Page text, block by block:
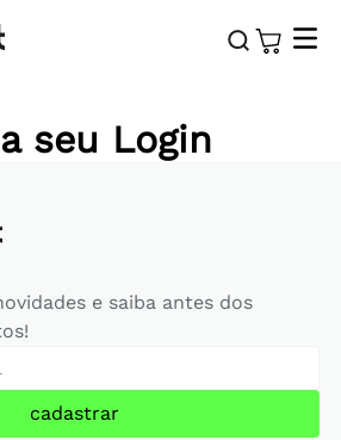
seu Login
e saiba antes dos
cadastrar